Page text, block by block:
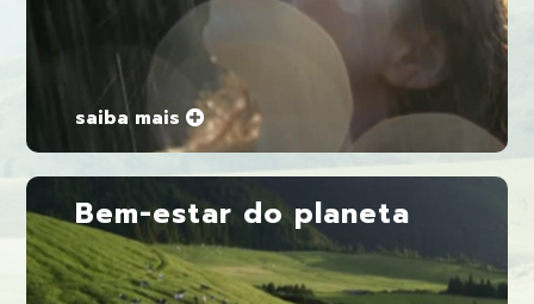
saiba mais
Bem-estar do planeta